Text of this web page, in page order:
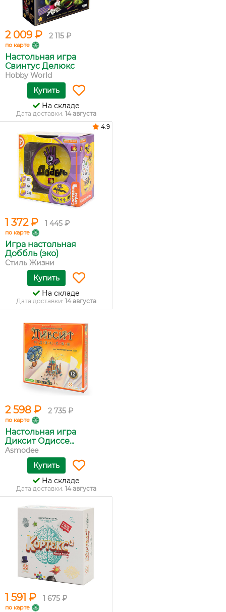
2 009 ₽ 2 115 ₽
по карте
Настольная игра
Свинтус Делюкс
Hobby World
Купить
На складе
Дата доставки: 14 августа
1 372 ₽ 1 445 ₽
по карте
Игра настольная
Доббль (эко)
Стиль Жизни
4.9
Купить
На складе
Дата доставки: 14 августа
2 598 ₽ 2 735 ₽
по карте
Настольная игра
Диксит Одиссе...
Asmodee
Купить
На складе
Дата доставки: 14 августа
1 591 ₽ 1 675 ₽
по карте